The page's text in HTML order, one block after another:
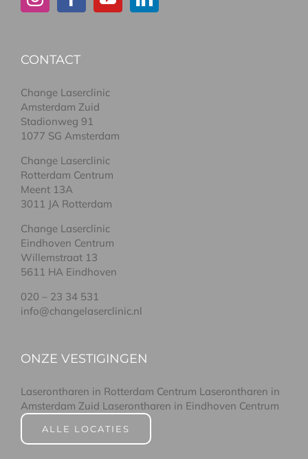
CONTACT
Change Laserclinic
Amsterdam Zuid
Stadionweg 91
1077 SG Amsterdam
Change Laserclinic
Rotterdam Centrum
Meent 13A
3011 JA Rotterdam
Change Laserclinic
Eindhoven Centrum
Willemstraat 13
5611 HA Eindhoven
020 – 23 34 531
info@changelaserclinic.nl
ONZE VESTIGINGEN
Laserontharen in Rotterdam Centrum Laserontharen in
Amsterdam Zuid Laserontharen in Eindhoven Centrum
ALLE LOCATIES